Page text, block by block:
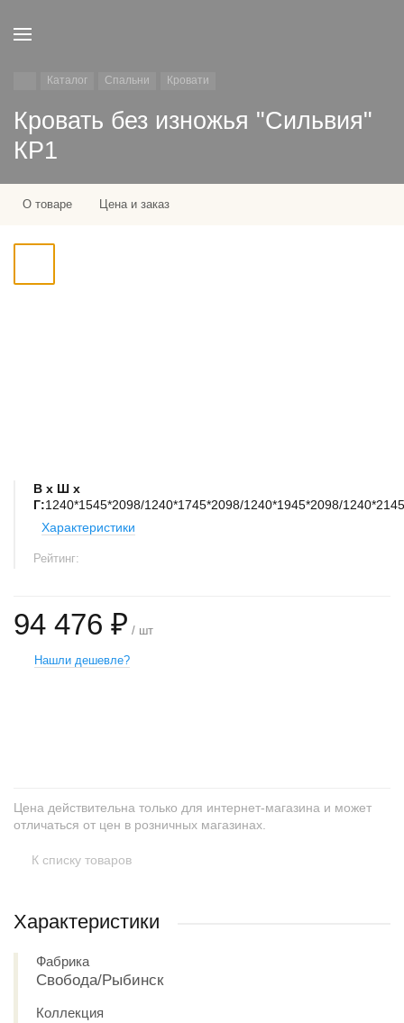
Каталог Спальни Кровати
Кровать без изножья "Сильвия"
КР1
О товаре Цена и заказ
В х Ш х
Г:1240*1545*2098/1240*1745*2098/1240*1945*2098/
Характеристики
Рейтинг:
94 476 ₽ / шт
Нашли дешевле?
Цена действительна только для интернет-магазина и может
отличаться от цен в розничных магазинах.
К списку товаров
Характеристики
Фабрика
Свобода/Рыбинск
Коллекция